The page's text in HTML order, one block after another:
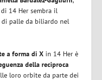
14 Her sembra il
palle da biliardo nel
a forma di X in 14 Her è
della reciproca
loro orbite da parte dei